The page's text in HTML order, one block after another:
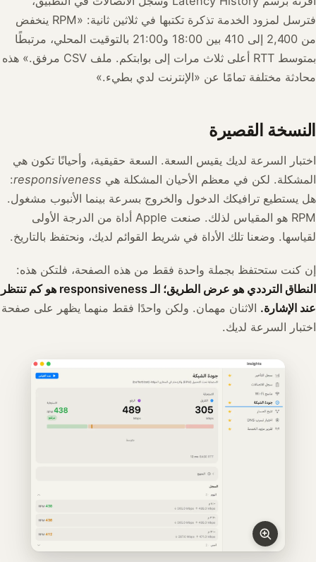
فترسل لمزود الخدمة تذكرة تكتبها في ثلاثين ثانية: «RPM ينخفض
من 2,400 إلى 410 بين 18:00 و21:00 بالتوقيت المحلي، مرتبطًا
بمتوسط RTT أعلى ثلاث مرات إلى بوابتكم. ملف CSV مرفق.» هذه
محادثة مختلفة تمامًا عن «الإنترنت لدي بطيء.»
النسخة القصيرة
اختبار السرعة لديك يقيس السعة. السعة حقيقية، وأحيانًا تكون هي
المشكلة. لكن في معظم الأحيان المشكلة هي responsiveness
:
هل يستطيع ترافيكك الدخول والخروج بسرعة بينما الأنبوب مشغول.
RPM هو المقياس لذلك. صنعت Apple أداة من الدرجة الأولى
لقياسها. وضعنا تلك الأداة في شريط القوائم لديك، ونحتفظ بالتاريخ.
إن كنت ستحتفظ بجملة واحدة فقط من هذه الصفحة، فلتكن هذه:
النطاق الترددي هو عرض الطريق؛ الـ responsiveness هو كم تنتظر
عند الإشارة. الاثنان مهمان. ولكن واحدًا فقط منهما يظهر على صفحة
اختبار السرعة لديك.